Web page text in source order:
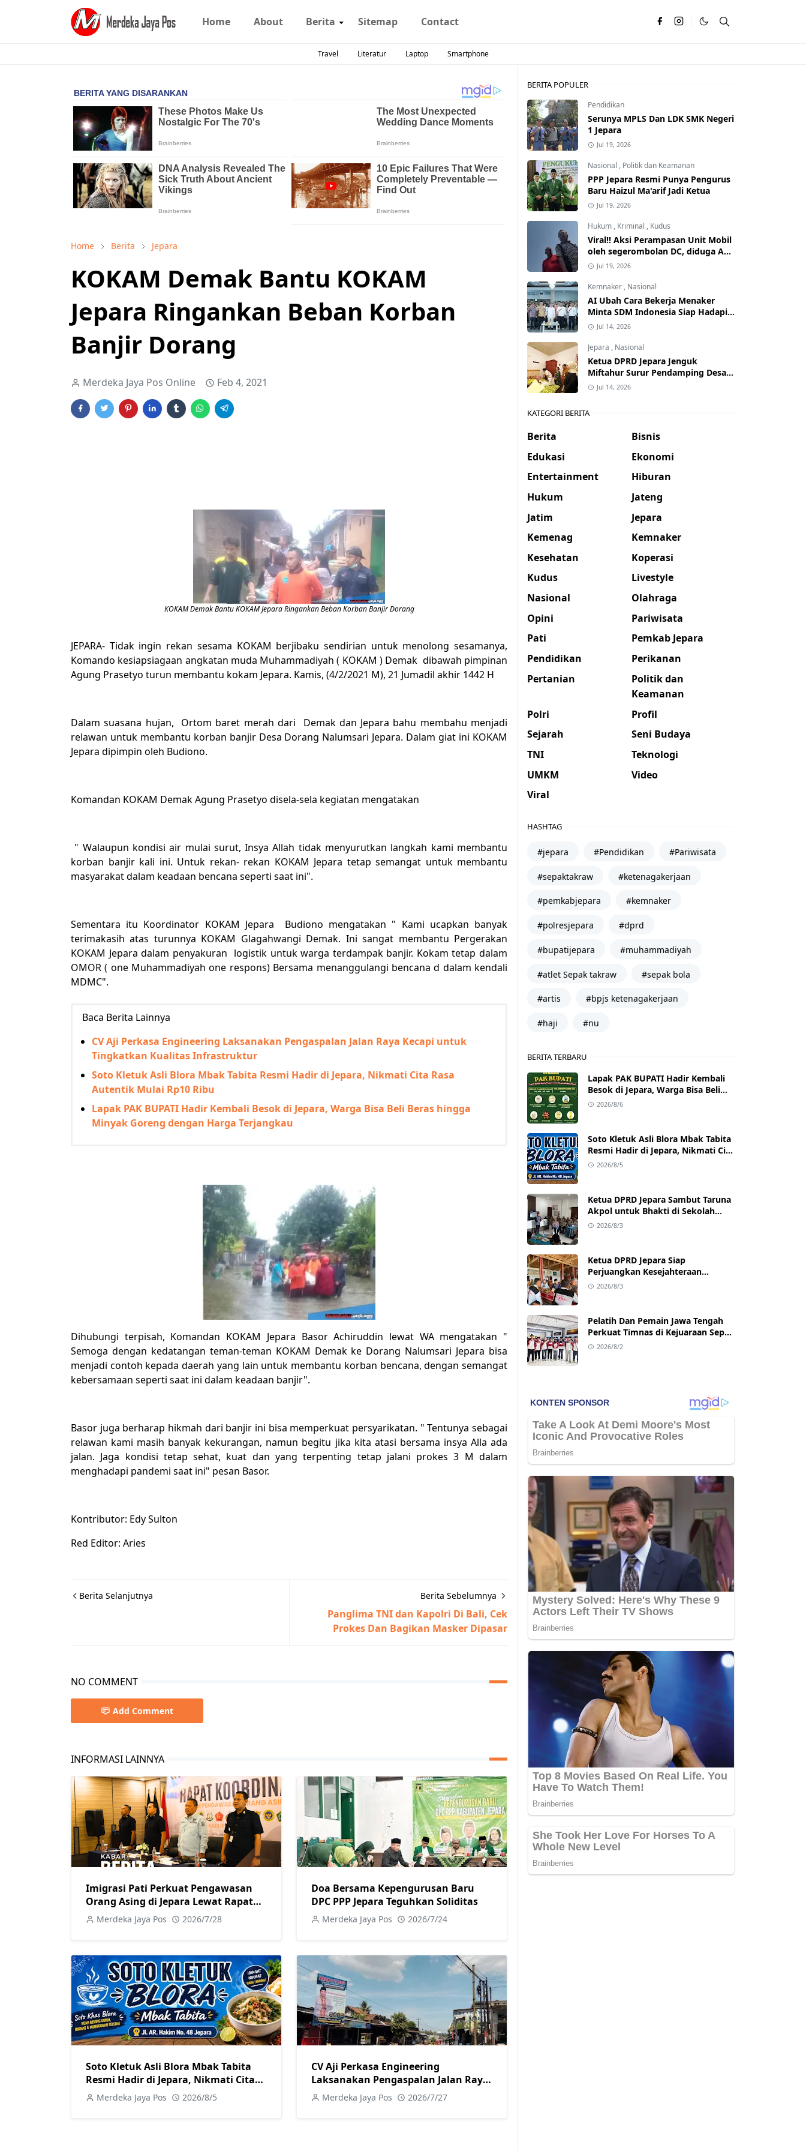
Home About Berita Sitemap Contact
Travel Literatur Laptop Smartphone
Home Berita Jepara
KOKAM Demak Bantu KOKAM
Jepara Ringankan Beban Korban
Banjir Dorang
Merdeka Jaya Pos Online Feb 4, 2021
KOKAM Demak Bantu KOKAM Jepara Ringankan Beban Korban Banjir Dorang
JEPARA- Tidak ingin rekan sesama KOKAM berjibaku sendirian untuk menolong sesamanya,
Komando kesiapsiagaan angkatan muda Muhammadiyah ( KOKAM ) Demak dibawah pimpinan
Agung Prasetyo turun membantu kokam Jepara. Kamis, (4/2/2021 M), 21 Jumadil akhir 1442 H
Dalam suasana hujan, Ortom baret merah dari Demak dan Jepara bahu membahu menjadi
relawan untuk membantu korban banjir Desa Dorang Nalumsari Jepara. Dalam giat ini KOKAM
Jepara dipimpin oleh Budiono.
Komandan KOKAM Demak Agung Prasetyo disela-sela kegiatan mengatakan
" Walaupun kondisi air mulai surut, Insya Allah tidak menyurutkan langkah kami membantu
korban banjir kali ini. Untuk rekan- rekan KOKAM Jepara tetap semangat untuk membantu
masyarakat dalam keadaan bencana seperti saat ini".
Sementara itu Koordinator KOKAM Jepara Budiono mengatakan " Kami ucapkan banyak
terimakasih atas turunnya KOKAM Glagahwangi Demak. Ini sangat membantu Pergerakan
KOKAM Jepara dalam penyakuran logistik untuk warga terdampak banjir. Kokam tetap dalam
OMOR ( one Muhammadiyah one respons) Bersama menanggulangi bencana d dalam kendali
MDMC".
Baca Berita Lainnya
CV Aji Perkasa Engineering Laksanakan Pengaspalan Jalan Raya Kecapi untuk
Tingkatkan Kualitas Infrastruktur
Soto Kletuk Asli Blora Mbak Tabita Resmi Hadir di Jepara, Nikmati Cita Rasa
Autentik Mulai Rp10 Ribu
Lapak PAK BUPATI Hadir Kembali Besok di Jepara, Warga Bisa Beli Beras hingga
Minyak Goreng dengan Harga Terjangkau
Dihubungi terpisah, Komandan KOKAM Jepara Basor Achiruddin lewat WA mengatakan "
Semoga dengan kedatangan teman-teman KOKAM Demak ke Dorang Nalumsari Jepara bisa
menjadi contoh kepada daerah yang lain untuk membantu korban bencana, dengan semangat
kebersamaan seperti saat ini dalam keadaan banjir".
Basor juga berharap hikmah dari banjir ini bisa memperkuat persyarikatan. " Tentunya sebagai
relawan kami masih banyak kekurangan, namun begitu jika kita atasi bersama insya Alla ada
jalan. Jaga kondisi tetap sehat, kuat dan yang terpenting tetap jalani prokes 3 M dalam
menghadapi pandemi saat ini" pesan Basor.
Kontributor: Edy Sulton
Red Editor: Aries
Berita Selanjutnya Berita Sebelumnya
Panglima TNI dan Kapolri Di Bali, Cek
Prokes Dan Bagikan Masker Dipasar
NO COMMENT
Add Comment
INFORMASI LAINNYA
Imigrasi Pati Perkuat Pengawasan
Orang Asing di Jepara Lewat Rapat
Koordinasi Tim Pora
Merdeka Jaya Pos 2026/7/28
Doa Bersama Kepengurusan Baru
DPC PPP Jepara Teguhkan Soliditas
Merdeka Jaya Pos 2026/7/24
Soto Kletuk Asli Blora Mbak Tabita
Resmi Hadir di Jepara, Nikmati Cita
Rasa Autentik Mulai Rp10 Ribu
Merdeka Jaya Pos 2026/8/5
CV Aji Perkasa Engineering
Laksanakan Pengaspalan Jalan Raya
Kecapi untuk Tingkatkan Kualitas
Infrastruktur
Merdeka Jaya Pos 2026/7/27
BERITA POPULER
Pendidikan
Serunya MPLS Dan LDK SMK Negeri
1 Jepara
Jul 19, 2026
Nasional , Politik dan Keamanan
PPP Jepara Resmi Punya Pengurus
Baru Haizul Ma'arif Jadi Ketua
Jul 19, 2026
Hukum , Kriminal , Kudus
Viral!! Aksi Perampasan Unit Mobil
oleh segerombolan DC, diduga Ada
Dalangnya
Jul 19, 2026
Kemnaker , Nasional
AI Ubah Cara Bekerja Menaker
Minta SDM Indonesia Siap Hadapi
Dunia Kerja Baru
Jul 14, 2026
Jepara , Nasional
Ketua DPRD Jepara Jenguk
Miftahur Surur Pendamping Desa
yang Sakit
Jul 14, 2026
KATEGORI BERITA
Berita
Bisnis
Edukasi
Ekonomi
Entertainment
Hiburan
Hukum
Jateng
Jatim
Jepara
Kemenag
Kemnaker
Kesehatan
Koperasi
Kudus
Livestyle
Nasional
Olahraga
Opini
Pariwisata
Pati
Pemkab Jepara
Pendidikan
Perikanan
Pertanian
Politik dan
Keamanan
Polri
Profil
Sejarah
Seni Budaya
TNI
Teknologi
UMKM
Video
Viral
HASHTAG
#jepara #Pendidikan #Pariwisata
#sepaktakraw #ketenagakerjaan
#pemkabjepara #kemnaker
#polresjepara #dprd
#bupatijepara #muhammadiyah
#atlet Sepak takraw #sepak bola
#artis #bpjs ketenagakerjaan
#haji #nu
BERITA TERBARU
Lapak PAK BUPATI Hadir Kembali
Besok di Jepara, Warga Bisa Beli
Beras hingga Minyak Goreng
2026/8/6
Soto Kletuk Asli Blora Mbak Tabita
Resmi Hadir di Jepara, Nikmati Cita
Rasa Autentik Mulai Rp10 Ribu
2026/8/5
Ketua DPRD Jepara Sambut Taruna
Akpol untuk Bhakti di Sekolah
Rakyat Jepara
2026/8/3
Ketua DPRD Jepara Siap
Perjuangkan Kesejahteraan
Satlinmas Jepara
2026/8/3
Pelatih Dan Pemain Jawa Tengah
Perkuat Timnas di Kejuaraan Sepak
takraw Internasional
2026/8/2